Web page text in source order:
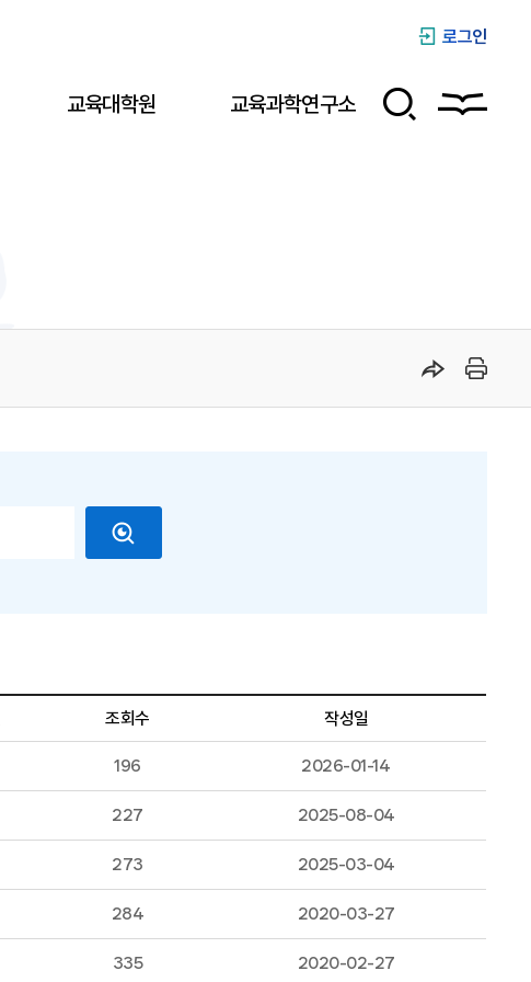
로그인
교육대학원 교육과학연구소
조회수 작성일
196 2026-01-14
227 2025-08-04
273 2025-03-04
284 2020-03-27
335 2020-02-27